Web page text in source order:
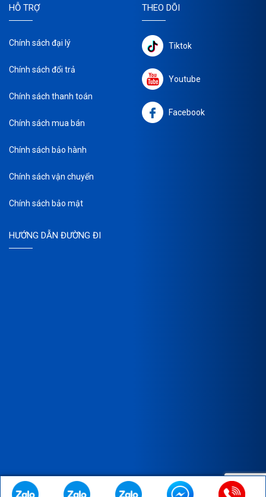
HỖ TRỢ
Chính sách đại lý
Chính sách đổi trả
Chính sách thanh toán
Chính sách mua bán
Chính sách bảo hành
Chính sách vận chuyển
Chính sách bảo mật
THEO DÕI
Tiktok
Youtube
Facebook
HƯỚNG DẪN ĐƯỜNG ĐI
Copyright © 2023 Bản quyền thuộc về CÔNG TY TNHH XNK SX